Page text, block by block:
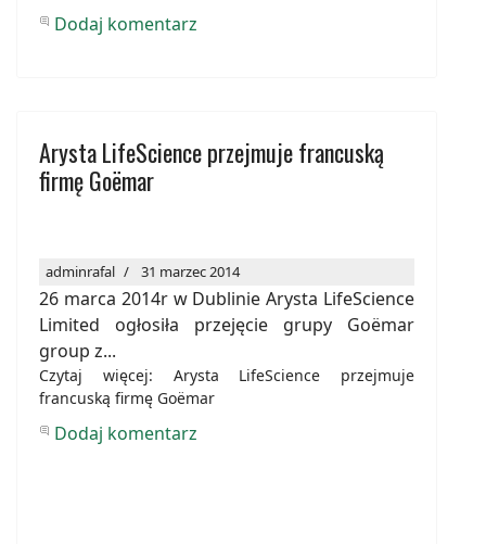
Dodaj komentarz
Arysta LifeScience przejmuje francuską
firmę Goëmar
adminrafal 31 marzec 2014
26 marca 2014r w Dublinie Arysta LifeScience
Limited ogłosiła przejęcie grupy Goëmar
group z...
Czytaj więcej: Arysta LifeScience przejmuje
francuską firmę Goëmar
Dodaj komentarz